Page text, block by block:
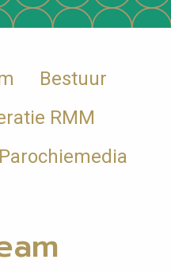
Bestuur
RMM
Parochiemedia